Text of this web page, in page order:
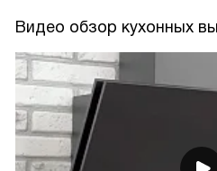
Видео обзор кухонных